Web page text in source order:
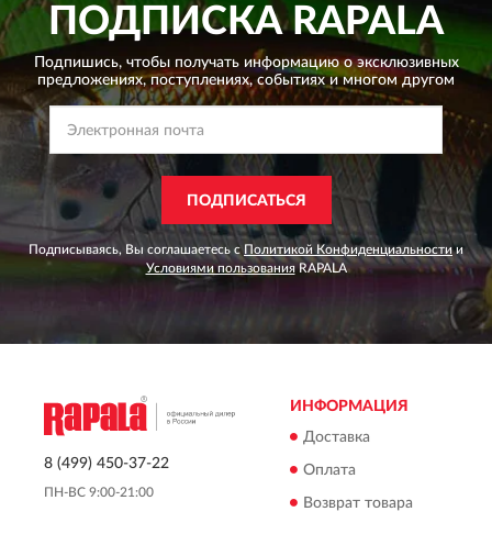
ПОДПИСКАRAPALA
Подпишись, чтобы получать информацию о эксклюзивных
предложениях,поступлениях, событиях и многом другом
ПОДПИСАТЬСЯ
Подписываясь, Вы соглашаетесь сПолитикой Конфиденциальности и
Условиями пользованияRAPALA
8 (499) 450-37-22
ПН-ВС 9:00-21:00
ИНФОРМАЦИЯ
Доставка
Оплата
Возврат товара